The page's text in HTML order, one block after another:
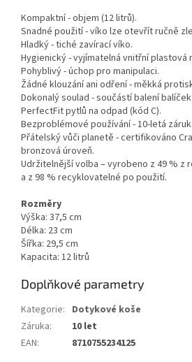
Kompaktní - objem (12 litrů).
Snadné použití - víko lze otevřít ručně
Hladký - tiché zavírací víko.
Hygienický - vyjímatelná vnitřní plastová
Pohyblivý - úchop pro manipulaci.
Žádné klouzání ani odření - měkká
Dokonalý soulad - součástí balení
PerfectFit pytlů na odpad (kód C).
Bezproblémové používání - 10-letá
Přátelský vůči planetě - certifikováno
bronzová úroveň.
Udržitelnější volba – vyrobeno z 49 % z
a z 98 % recyklovatelné po použití.
Rozměry
Výška: 37,5 cm
Délka: 23 cm
Šířka: 29,5 cm
Kapacita: 12 litrů
Doplňkové parametry
Kategorie: Dotykové koše
Záruka:
10 let
EAN: 8710755234125